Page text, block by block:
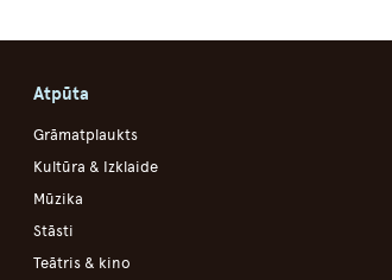
Atpūta
Grāmatplaukts
Kultūra & Izklaide
Mūzika
Stāsti
Teātris & kino